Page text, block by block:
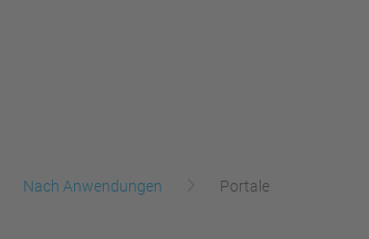
Nach Anwendungen Portale